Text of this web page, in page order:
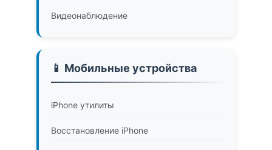
Видеонаблюдение
📱 Мобильные устройства
iPhone утилиты
Восстановление iPhone